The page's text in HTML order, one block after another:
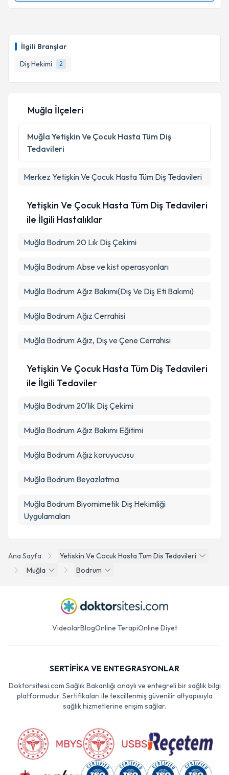
İlgili Branşlar
Diş Hekimi
2
için bir takvim hazırlandığında e-posta ile
bilgilendireceğiz.
E-posta Adresiniz
Kişisel verilerimin işlenmesine ilişkinAydınlatma
Metni'ni okudum ve kişisel verilerimin belirtilen
kapsamda işlenmesini kabul ediyorum.
Takvim Talebini Gönder
Ana Sayfa
Yetiskin Ve Cocuk Hasta Tum Dis Tedavileri
Muğla
Bodrum
Muğla İlçeleri
Muğla Yetişkin Ve Çocuk Hasta Tüm Diş
Tedavileri
Merkez Yetişkin Ve Çocuk Hasta Tüm Diş Tedavileri
Yetişkin Ve Çocuk Hasta Tüm Diş Tedavileri
ile İlgili Hastalıklar
Muğla Bodrum 20 Lik Diş Çekimi
Muğla Bodrum Abse ve kist operasyonları
Muğla Bodrum Ağız Bakımı(Diş Ve Diş Eti Bakımı)
Muğla Bodrum Ağız Cerrahisi
Muğla Bodrum Ağız, Diş ve Çene Cerrahisi
Yetişkin Ve Çocuk Hasta Tüm Diş Tedavileri
ile İlgili Tedaviler
Muğla Bodrum 20'lik Diş Çekimi
Muğla Bodrum Ağız Bakımı Eğitimi
Muğla Bodrum Ağız koruyucusu
Muğla Bodrum Beyazlatma
Muğla Bodrum Biyomimetik Diş Hekimliği
Uygulamaları
VideolarBlogOnline TerapiOnline Diyet
SERTİFİKA VE ENTEGRASYONLAR
Doktorsitesi.com Sağlık Bakanlığı onaylı ve entegreli bir sağlık bilgi
platformudur. Sertifikaları ile tescillenmiş güvenilir altyapısıyla
sağlık hizmetlerine erişim sağlar.